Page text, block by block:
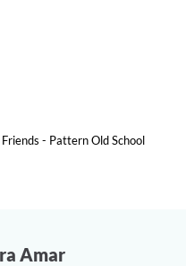
- Pattern Old School
Amar